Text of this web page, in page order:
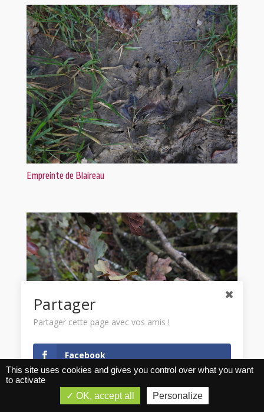
Empreinte de Blaireau
Chêne pédonculé
Partager cette page
Partager
Partager cette page avec vos amis !
Facebook
This site uses cookies and gives you control over what you want
to activate
OK, accept all
Personalize